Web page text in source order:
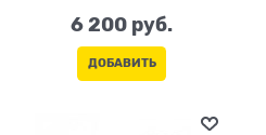
6 200 руб.
ДОБАВИТЬ